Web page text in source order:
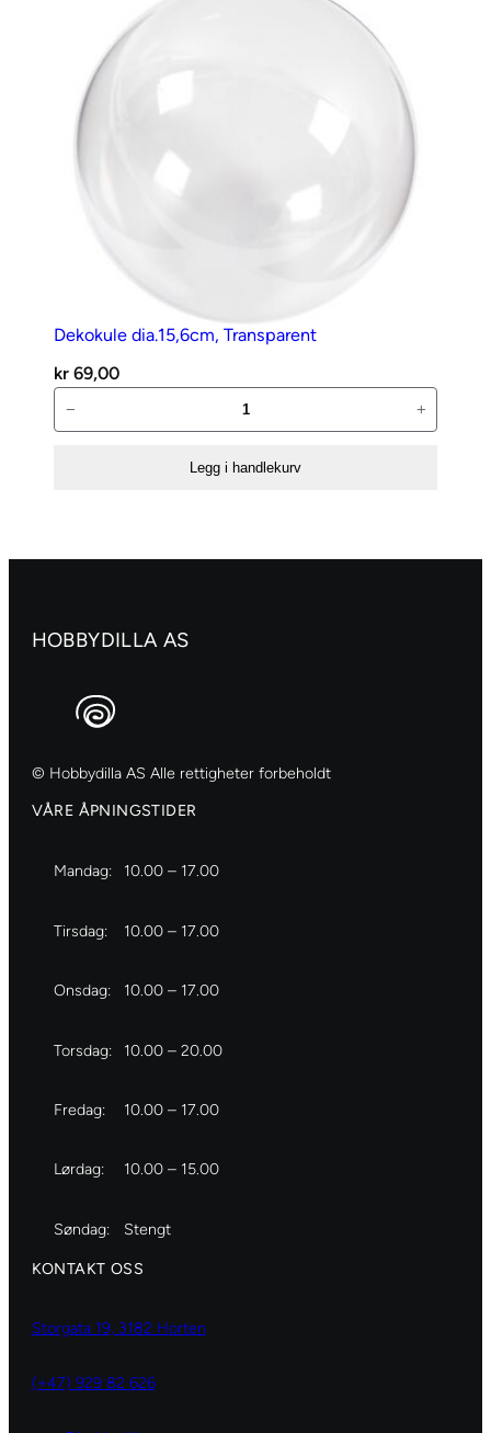
Dekokule dia.15,6cm, Transparent
kr 69,00
dia.15,6cm,
− +
Legg i handlekurv
HOBBYDILLA AS
© Hobbydilla AS Alle rettigheter forbeholdt
VÅRE ÅPNINGSTIDER
Mandag: 10.00 – 17.00
Tirsdag: 10.00 – 17.00
Onsdag: 10.00 – 17.00
Torsdag: 10.00 – 20.00
Fredag: 10.00 – 17.00
Lørdag: 10.00 – 15.00
Søndag: Stengt
KONTAKT OSS
Storgata 19, 3182 Horten
(+47) 929 82 626